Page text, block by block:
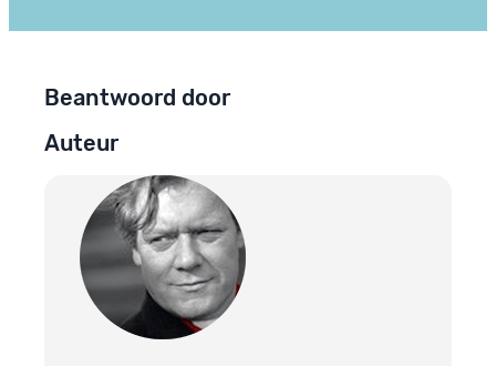
Beantwoord door
Auteur